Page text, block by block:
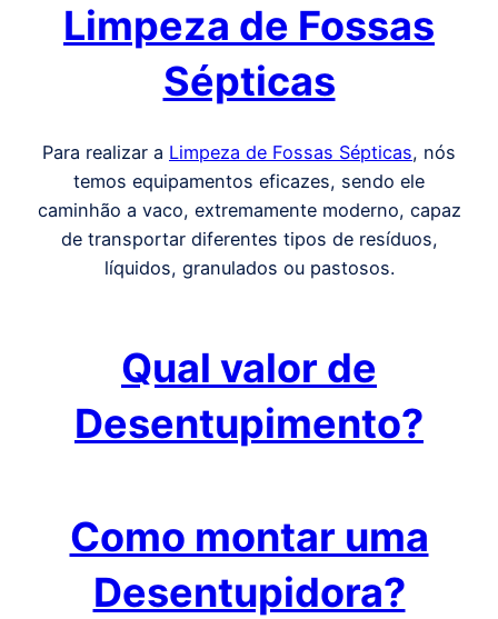
Limpeza de Fossas
Sépticas
Para realizar a Limpeza de Fossas Sépticas, nós
temos equipamentos eficazes, sendo ele
caminhão a vaco, extremamente moderno, capaz
de transportar diferentes tipos de resíduos,
líquidos, granulados ou pastosos.
Qual valor de
Desentupimento?
Como montar uma
Desentupidora?